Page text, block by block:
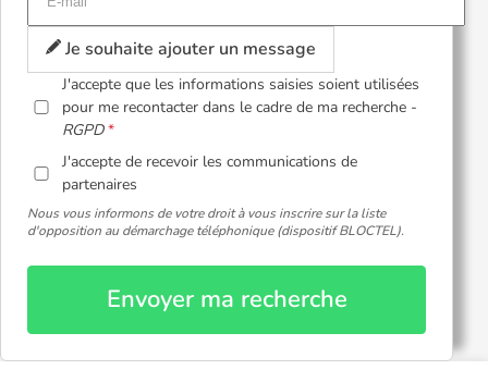
Je souhaite ajouter un message
J'accepte que les informations saisies soient utilisées
pour me recontacter dans le cadre de ma recherche -
RGPD
J'accepte de recevoir les communications de
partenaires
Nous vous informons de votre droit à vous inscrire sur la liste
d'opposition au démarchage téléphonique (dispositif BLOCTEL).
Envoyer ma recherche